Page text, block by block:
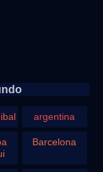
argentina
Barcelona